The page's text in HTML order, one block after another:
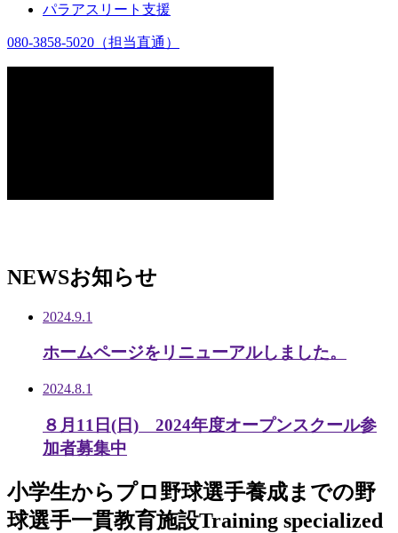
パラアスリート支援
080-3858-5020 （担当直通）
NEWSお知らせ
2024.9.1
ホームページをリニューアルしました。
2024.8.1
８月11日(日) 2024年度オープンスクール参
加者募集中
小学生からプロ野球選手養成までの野
球選手一貫教育施設Training specialized